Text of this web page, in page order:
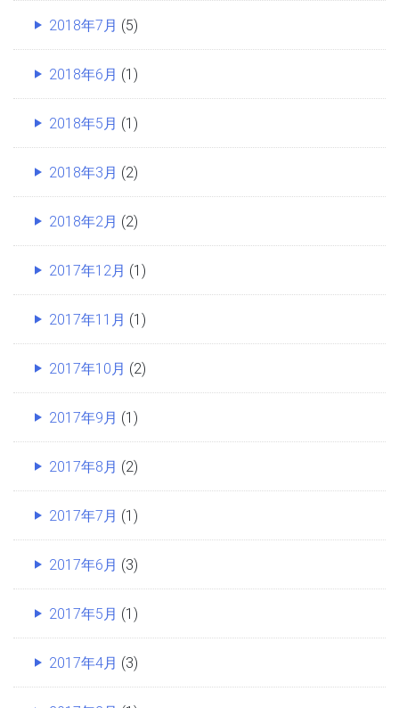
2018年7月 (5)
2018年6月 (1)
2018年5月 (1)
2018年3月 (2)
2018年2月 (2)
2017年12月 (1)
2017年11月 (1)
2017年10月 (2)
2017年9月 (1)
2017年8月 (2)
2017年7月 (1)
2017年6月 (3)
2017年5月 (1)
2017年4月 (3)